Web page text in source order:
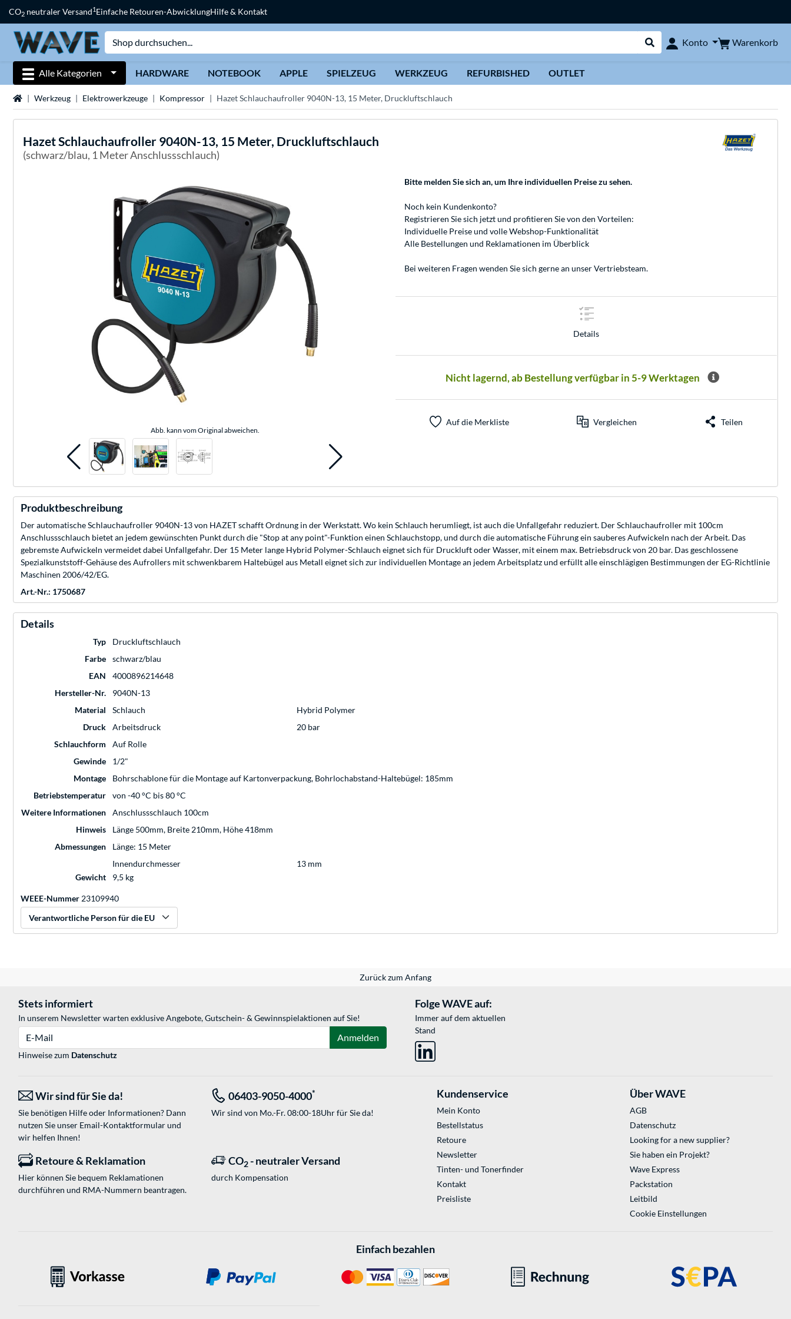
CO2 neutraler Versand1Einfache Retouren-AbwicklungHilfe & Kontakt
Suche durchführen
Konto Warenkorb
Alle Kategorien HARDWARE NOTEBOOK APPLE SPIELZEUG WERKZEUG REFURBISHED OUTLET
StartseiteWerkzeug Elektrowerkzeuge Kompressor Hazet Schlauchaufroller 9040N-13, 15 Meter, Druckluftschlauch
HazetSchlauchaufroller 9040N-13, 15 Meter, Druckluftschlauch
(schwarz/blau, 1 Meter Anschlussschlauch)
Abb. kann vom Original abweichen.
Bitte melden Sie sich an, um Ihre individuellen Preise zu sehen.
Noch kein Kundenkonto?
Registrieren Sie sich jetzt und profitieren Sie von den Vorteilen:
Individuelle Preise und volle Webshop-Funktionalität
Alle Bestellungen und Reklamationen im Überblick
Bei weiteren Fragen wenden Sie sich gerne an unserVertriebsteam.
Details
Nicht lagernd, ab Bestellung verfügbar in 5-9 Werktagen
Auf die Merkliste Vergleichen Teilen
Produktbeschreibung
Der automatische Schlauchaufroller 9040N-13 von HAZET schafft Ordnung in der Werkstatt. Wo kein Schlauch herumliegt, ist auch die Unfallgefahr reduziert. Der Schlauchaufroller mit 100cm
Anschlussschlauch bietet an jedem gewünschten Punkt durch die "Stop at any point"-Funktion einen Schlauchstopp, und durch die automatische Führung ein sauberes Aufwickeln nach der Arbeit. Das
gebremste Aufwickeln vermeidet dabei Unfallgefahr. Der 15 Meter lange Hybrid Polymer-Schlauch eignet sich für Druckluft oder Wasser, mit einem max. Betriebsdruck von 20 bar. Das geschlossene
Spezialkunststoff-Gehäuse des Aufrollers mit schwenkbarem Haltebügel aus Metall eignet sich zur individuellen Montage an jedem Arbeitsplatz und erfüllt alle einschlägigen Bestimmungen der EG-Richtlinie
Maschinen 2006/42/EG.
Art.-Nr.: 1750687
Details
Typ
Druckluftschlauch
Farbe
schwarz/blau
EAN
4000896214648
Hersteller-Nr.
9040N-13
Material
Schlauch
Hybrid Polymer
Druck
Arbeitsdruck
20 bar
Schlauchform
Auf Rolle
Gewinde
1/2"
Montage
Bohrschablone für die Montage auf Kartonverpackung, Bohrlochabstand-Haltebügel: 185mm
Betriebstemperatur
von -40 °C bis 80 °C
Weitere Informationen
Anschlussschlauch 100cm
Hinweis
Länge 500mm, Breite 210mm, Höhe 418mm
Abmessungen
Länge: 15 Meter
Innendurchmesser
13 mm
Gewicht
9,5 kg
WEEE-Nummer 23109940
Verantwortliche Person für die EU
Zurück zum Anfang
Stets informiert
In unserem Newsletter warten exklusive Angebote, Gutschein- & Gewinnspielaktionen auf Sie!
Anmelden
Hinweise zum Datenschutz
Folge WAVE auf:
Immer auf dem aktuellen
Stand
Wir sind für Sie da!
Sie benötigen Hilfe oder Informationen? Dann
nutzen Sie unser Email-Kontaktformularund
wir helfen Ihnen!
06403-9050-4000*
Wir sind von Mo.-Fr. 08:00-18Uhr für Sie da!
Retoure & Reklamation
Hier können Sie bequem Reklamationen
durchführen und RMA-Nummern beantragen.
CO2 - neutraler Versand
durch Kompensation
Kundenservice
Mein Konto
Bestellstatus
Retoure
Newsletter
Tinten- und Tonerfinder
Kontakt
Preisliste
Über WAVE
AGB
Datenschutz
Looking for a new supplier?
Sie haben ein Projekt?
Wave Express
Packstation
Leitbild
Cookie Einstellungen
Einfach bezahlen